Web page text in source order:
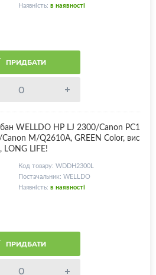
Наявність: в наявності
ПРИДБАТИ
WELLDO HP LJ 2300/Canon PC1
M/Q2610A, GREEN Color, вис
LONG LIFE!
Код товару: WDDH2300L
Постачальник: WELLDO
Наявність: в наявності
ПРИДБАТИ